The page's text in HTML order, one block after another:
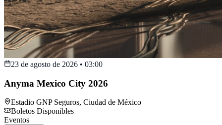
23 de agosto de 2026 • 03:00
Anyma Mexico City 2026
Estadio GNP Seguros, Ciudad de México
Boletos Disponibles
Eventos